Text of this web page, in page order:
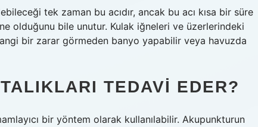
tek zaman bu acıdır, ancak bu acı kısa bir süre
olduğunu bile unutur. Kulak iğneleri ve üzerlerindeki
bir zarar görmeden banyo yapabilir veya havuzda
TEDAVI EDER?
bir yöntem olarak kullanılabilir. Akupunkturun